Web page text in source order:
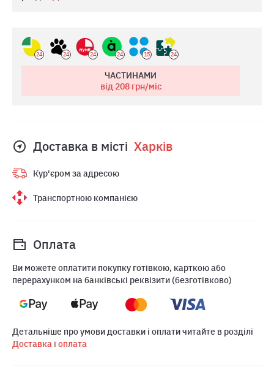
24 24 24 24 15 24
ЧАСТИНАМИ
від 208грн/міс
Доставка в місті Харкiв
Кур'єром за адресою
Транспортною компанією
Оплата
Ви можете оплатити покупку готівкою, карткою або
перерахунком на банківські реквізити (безготівково)
Детальніше про умови доставки і оплати читайте в розділі
Доставка і оплата